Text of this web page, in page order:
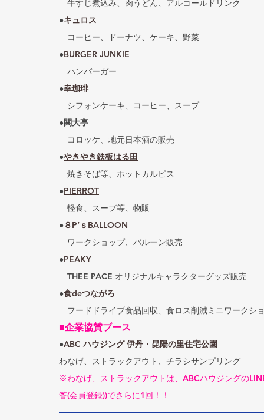
牛すじ煮込み、肉うどん、アルコールドリンク
●キュロス
コーヒー、ドーナツ、ケーキ、野菜
●BURGER JUNKIE
ハンバーガー
●幸珈琲
シフォンケーキ、コーヒー、スープ
●関大亭
コロッケ、地元日本酒の販売
●やきやき鉄板はる田
焼きそば等、ホットカルピス
●PIERROT
軽食、スープ等、物販
●８P’ｓBALLOON
ワークショップ、バルーン販売
●PEAKY
THEE PACE オリジナルキャラクターグッズ販売
●食deつながろ
フードドライブ食品回収、食ロス削減ミニワークシ
■企業協賛ブース
●ABC ハウジング 伊丹・昆陽の里住宅公園
わなげ、ストラックアウト、チラシサンプリング
※わなげ、ストラックアウトは、ABCハウジングの
答(会員登録))でさらに1回！！